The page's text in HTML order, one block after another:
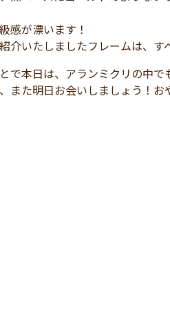
感が漂います！
介いたしましたフレームは、す
で本日は、アランミクリの中
また明日お会いしましょう！お